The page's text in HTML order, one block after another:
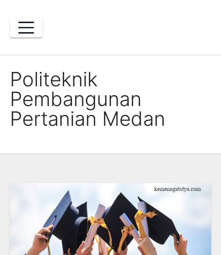
content
Politeknik
Pembangunan
Pertanian Medan